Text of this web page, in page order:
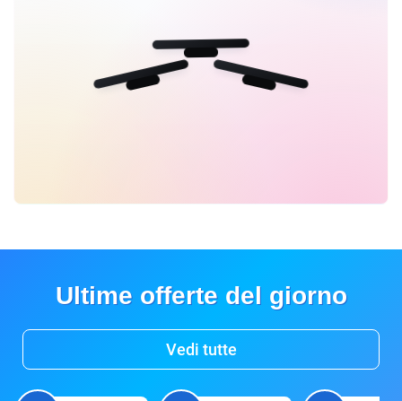
Ultime offerte del giorno
Vedi tutte